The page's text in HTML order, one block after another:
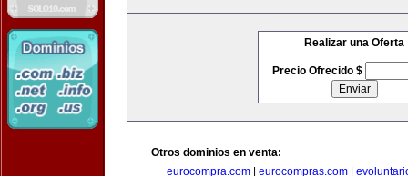
Realizar una Oferta
Precio Ofrecido $
Otros dominios en venta:
eurocompra.com| eurocompras.com|